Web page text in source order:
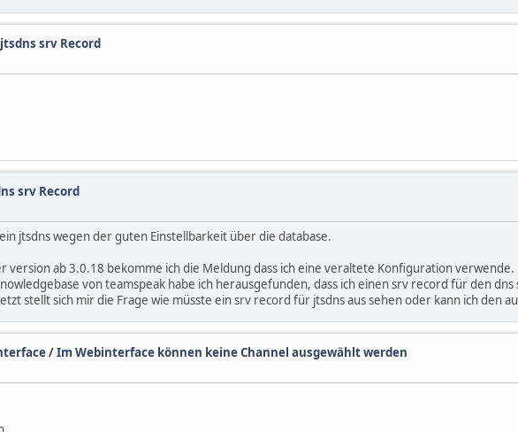
jtsdns srv Record
srv Record
jtsdns wegen der guten Einstellbarkeit über die database.
version ab 3.0.18 bekomme ich die Meldung dass ich eine veraltete Konfiguration verwende.
von teamspeak habe ich herausgefunden, dass ich einen srv record für den
stellt sich mir die Frage wie müsste ein srv record für jtsdns aus sehen oder kann ich den
/Im Webinterface können keine Channel ausgewählt werden